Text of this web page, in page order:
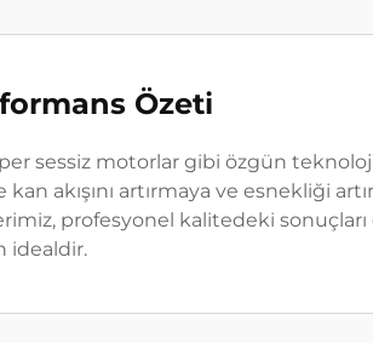
Özeti
sessiz motorlar gibi özgün
akışını artırmaya ve esnekliği
profesyonel kalitedeki sonuçları
idealdir.